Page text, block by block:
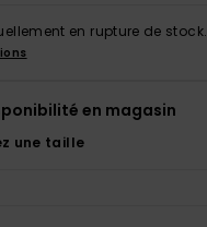
en rupture de stock.
en magasin
une taille